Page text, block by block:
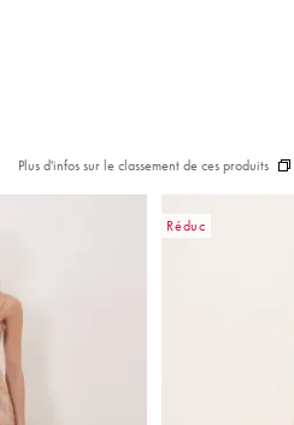
Plus d'infos sur le classement de ces produits
Réduc